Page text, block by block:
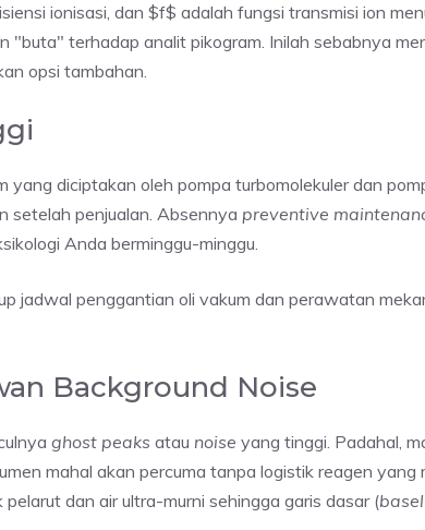
ionisasi, dan $f$ adalah fungsi transmisi ion
"buta" terhadap analit pikogram. Inilah sebabnya
opsi tambahan.
diciptakan oleh pompa turbomolekuler dan
setelah penjualan. Absennya preventive
Anda berminggu-minggu.
jadwal penggantian oli vakum dan perawatan
Background Noise
ghost peaks atau noise yang tinggi. Padahal,
mahal akan percuma tanpa logistik reagen yang
dan air ultra-murni sehingga garis dasar (